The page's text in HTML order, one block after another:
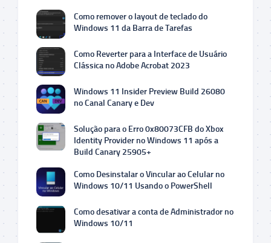
Como remover o layout de teclado do
Windows 11 da Barra de Tarefas
Como Reverter para a Interface de Usuário
Clássica no Adobe Acrobat 2023
Windows 11 Insider Preview Build 26080
no Canal Canary e Dev
Solução para o Erro 0x80073CFB do Xbox
Identity Provider no Windows 11 após a
Build Canary 25905+
Como Desinstalar o Vincular ao Celular no
Windows 10/11 Usando o PowerShell
Como desativar a conta de Administrador no
Windows 10/11